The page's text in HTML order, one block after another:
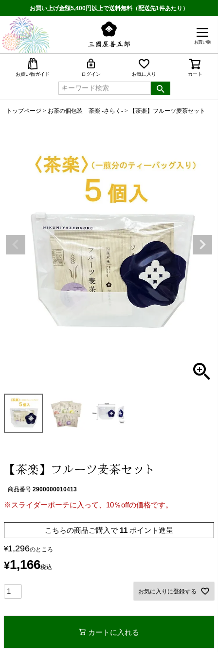
お買い上げ金額5,400円以上で送料無料（配送先1件あたり）
お買い物
お買い物ガイド ログイン お気に入り カート
トップページ お茶の個包装 茶楽 -さらく- 【茶楽】フルーツ麦茶セット
【茶楽】フルーツ麦茶セット
商品番号 2900000010413
※スライダーポーチに入って、10％offの価格です。
こちらの商品ご購入で 11 ポイント進呈
¥1,296のところ
¥1,166税込
お気に入りに登録する
カートに入れる